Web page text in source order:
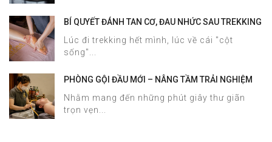
BÍ QUYẾT ĐÁNH TAN CƠ, ĐAU NHỨC SAU TREKKING
MASSAGE
Lúc đi trekking hết mình, lúc về cái "cột
sống"...
PHÒNG GỘI ĐẦU MỚI – NÂNG TẦM TRẢI NGHIỆM
DƯỠNG SINH TẠI HALOSA SPA & MASSAGE
Nhằm mang đến những phút giây thư giãn
trọn vẹn...